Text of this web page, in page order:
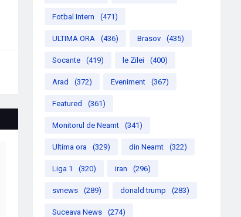
Fotbal Intern (471)
ULTIMA ORA (436) Brasov (435)
Socante (419) le Zilei (400)
Arad (372) Eveniment (367)
Featured (361)
Monitorul de Neamt (341)
Ultima ora (329) din Neamt (322)
Liga 1 (320) iran (296)
svnews (289) donald trump (283)
Suceava News (274)